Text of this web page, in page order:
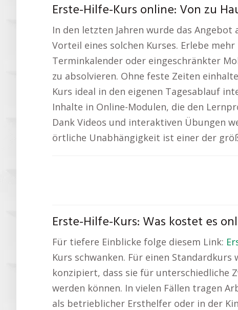
Erste-Hilfe-Kurs online: Von zu
In den letzten Jahren wurde das
Vorteil eines solchen Kurses. Erlebe
Terminkalender oder eingeschränkter
zu absolvieren. Ohne feste Zeiten
Kurs ideal in den eigenen Tagesablauf
Inhalte in Online-Modulen, die den
Dank Videos und interaktiven Übungen
örtliche Unabhängigkeit ist einer der
Erste-Hilfe-Kurs: Was kostet es
Für tiefere Einblicke folge diesem Link:
Kurs schwanken. Für einen
konzipiert, dass sie für unterschiedliche
werden können. In vielen Fällen tragen
als betrieblicher Ersthelfer oder in der